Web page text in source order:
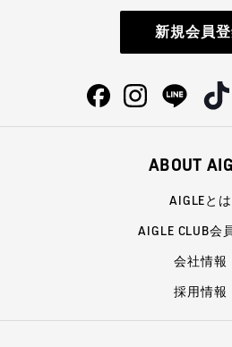
新規会員
ABOUT
AIGLEとは
AIGLE CLUB会
会社情報
採用情報